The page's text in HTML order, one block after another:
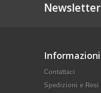
Newsletter
Informazioni
Contattaci
Spedizioni e Resi